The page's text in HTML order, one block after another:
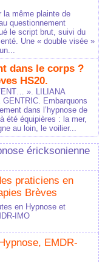
la même plainte de
questionnement
le script brut, suivi du
Une « double visée »
dans le corps ?
HS20.
». LILIANA
Embarquons
dans l’hypnose de
été équipières : la mer,
au loin, le voilier...
éricksonienne
praticiens en
Brèves
en Hypnose et
IMO
EMDR-